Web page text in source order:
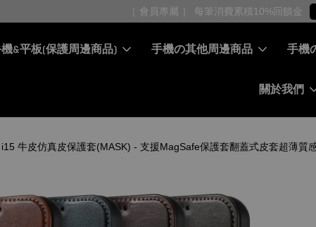
［ 會員專屬 ］ 每筆消費累積10%回饋金
&平板(保護周邊商品) 手機の其他周邊商品 手機
關於我們
牛皮仿真皮保護套(MASK) - 支援MagSafe保護套翻蓋式皮套超薄質